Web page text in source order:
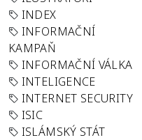
INDEX
INFORMAČNÍ
KAMPAŇ
INFORMAČNÍ VÁLKA
INTELIGENCE
INTERNET SECURITY
ISIC
ISLÁMSKÝ STÁT